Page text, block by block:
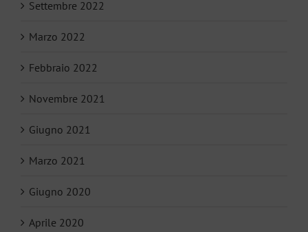
Settembre 2022
Marzo 2022
Febbraio 2022
Novembre 2021
Giugno 2021
Marzo 2021
Giugno 2020
Aprile 2020